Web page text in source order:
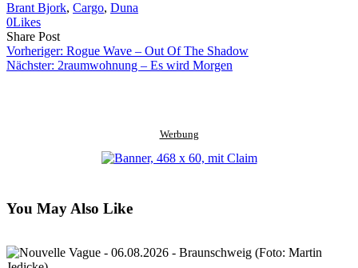
Brant Bjork, Cargo, Duna
0Likes
Share PostShare
on
Facebook
Copy
URL
to
Send
Link
via
Vorheriger: Rogue Wave – Out Of The Shadow
Nächster: 2raumwohnung – Es wird Morgen
Werbung
You May Also Like